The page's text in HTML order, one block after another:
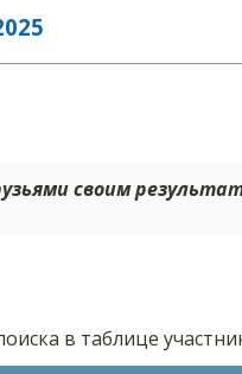
своим
в таблице